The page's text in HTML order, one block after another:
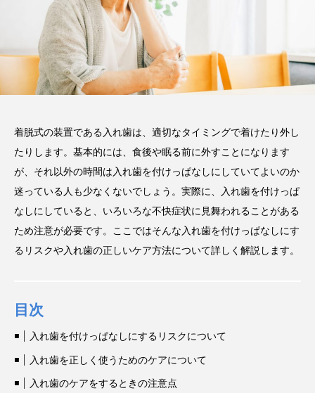
通の歯と同じで大丈夫？正し
い磨き方や注意点、長持ちさ
せるポイントを解説
2025.12.21
注目のトピック
コラム セラミック
着脱式の装置である入れ歯は、適切なタイミングで着けたり外し
たりします。基本的には、食後や眠る前に外すことになります
が、それ以外の時間は入れ歯を付けっぱなしにしていてよいのか
迷っている人も少なくないでしょう。実際に、入れ歯を付けっぱ
なしにしていると、いろいろな不快症状に見舞われることがある
ため注意が必要です。ここではそんな入れ歯を付けっぱなしにす
るリスクや入れ歯の正しいケア方法について詳しく解説します。
目次
入れ歯を付けっぱなしにするリスクについて
入れ歯を正しく使うためのケアについて
入れ歯のケアをするときの注意点